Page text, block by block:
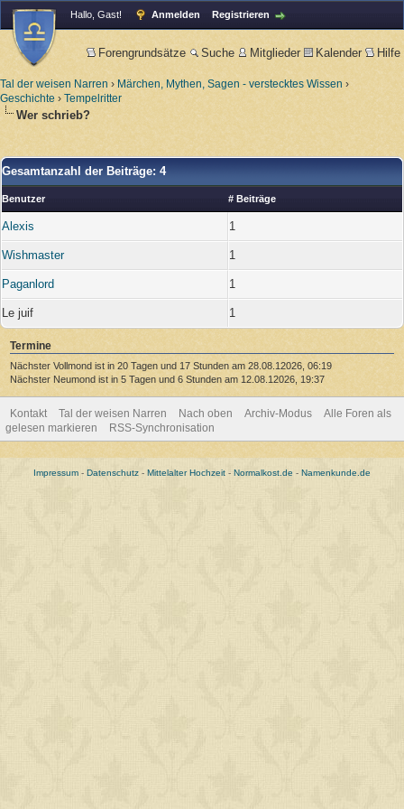
Hallo, Gast! Anmelden Registrieren
Forengrundsätze Suche Mitglieder Kalender Hilfe
Tal der weisen Narren › Märchen, Mythen, Sagen - verstecktes Wissen ›
Geschichte › Tempelritter
Wer schrieb?
Gesamtanzahl der Beiträge: 4
Benutzer # Beiträge
Alexis 1
Wishmaster 1
Paganlord 1
Le juif 1
Termine
Nächster Vollmond ist in 20 Tagen und 17 Stunden am 28.08.12026, 06:19
Nächster Neumond ist in 5 Tagen und 6 Stunden am 12.08.12026, 19:37
Kontakt Tal der weisen Narren Nach oben Archiv-Modus
Alle Foren als
gelesen markieren
RSS-Synchronisation
Impressum - Datenschutz - Mittelalter Hochzeit - Normalkost.de - Namenkunde.de